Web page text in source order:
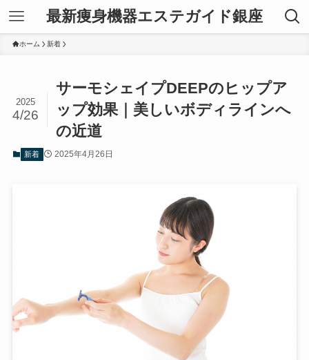
最新痩身機器エステガイド銀座
ホーム 新着
サーモシェイプDEEPのヒップア
ップ効果｜美しいボディラインへ
の近道
2025
4/26
新着 2025年4月26日